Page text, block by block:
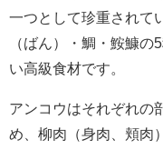
一つとして珍重されて
（ばん）・鯛・鮟鱇
い高級食材です。
アンコウはそれぞれの
め、柳肉（身肉、頬肉